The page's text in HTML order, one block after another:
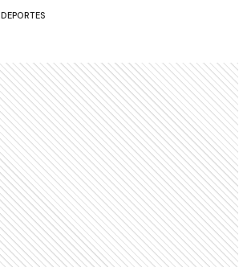
DEPORTES